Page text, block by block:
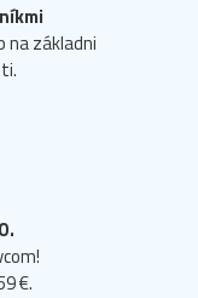
na základni
€.